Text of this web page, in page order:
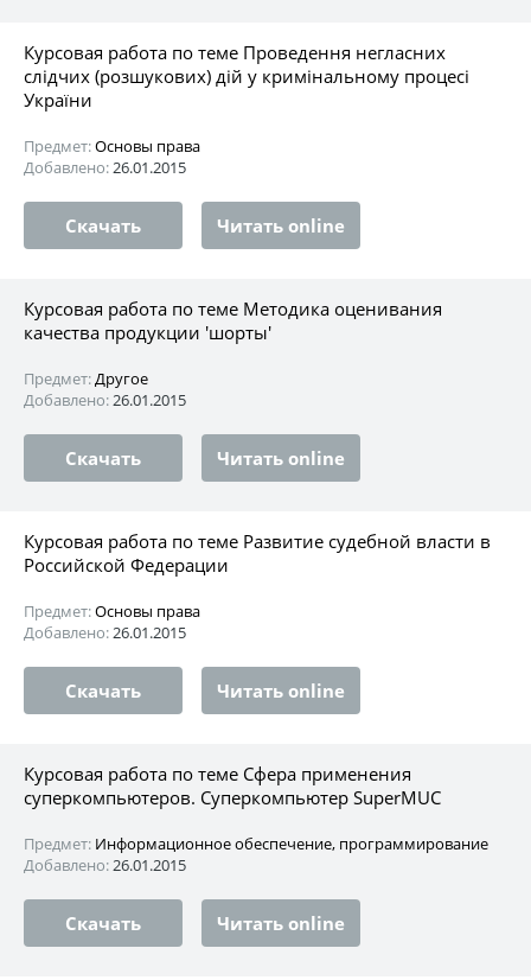
Курсовая работа по теме Проведення негласних
слідчих (розшукових) дій у кримінальному процесі
України
Предмет:Основы права
Добавлено:26.01.2015
Скачать Читать online
Курсовая работа по теме Методика оценивания
качества продукции 'шорты'
Предмет:Другое
Добавлено:26.01.2015
Скачать Читать online
Курсовая работа по теме Развитие судебной власти в
Российской Федерации
Предмет:Основы права
Добавлено:26.01.2015
Скачать Читать online
Курсовая работа по теме Сфера применения
суперкомпьютеров. Суперкомпьютер SuperMUC
Предмет: Информационное обеспечение, программирование
Добавлено:26.01.2015
Скачать Читать online